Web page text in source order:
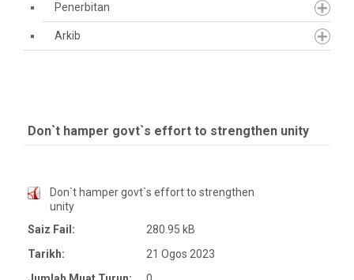
Penerbitan
Arkib
Don`t hamper govt`s effort to strengthen unity
Don`t hamper govt`s effort to strengthen
unity
Saiz Fail:
280.95 kB
Tarikh:
21 Ogos 2023